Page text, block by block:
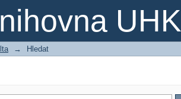
UHK
→ Hledat